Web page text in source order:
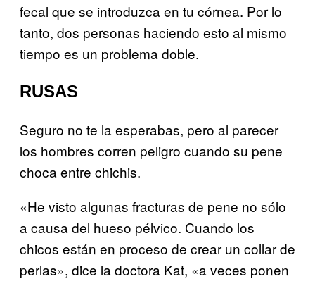
fecal que se introduzca en tu córnea. Por lo
tanto, dos personas haciendo esto al mismo
tiempo es un problema doble.
RUSAS
Seguro no te la esperabas, pero al parecer
los hombres corren peligro cuando su pene
choca entre chichis.
«He visto algunas fracturas de pene no sólo
a causa del hueso pélvico. Cuando los
chicos están en proceso de crear un collar de
perlas», dice la doctora Kat, «a veces ponen